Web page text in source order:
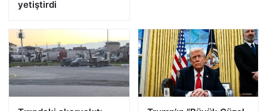
yetiştirdi